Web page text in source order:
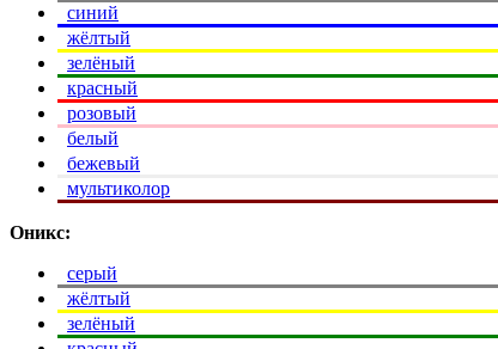
синий
жёлтый
зелёный
красный
розовый
белый
бежевый
мультиколор
Оникс:
серый
жёлтый
зелёный